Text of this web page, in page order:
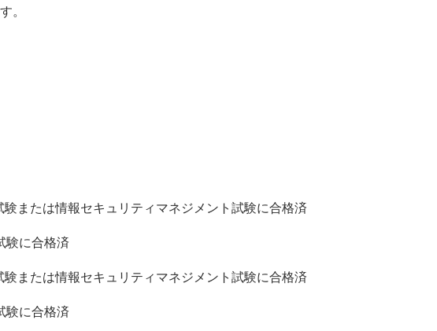
。
または情報セキュリティマネジメント試験に合格済
験に合格済
または情報セキュリティマネジメント試験に合格済
験に合格済